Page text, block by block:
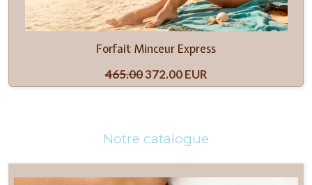
Forfait Minceur Express
465.00372.00 EUR
Notre catalogue